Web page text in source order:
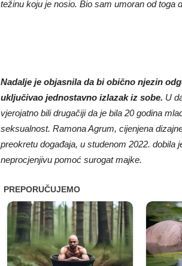
težinu koju je nosio. Bio sam umoran od toga
Nadalje je objasnila da bi obično njezin
uključivao jednostavno izlazak iz sobe. U
vjerojatno bili drugačiji da je bila 20 godina
seksualnost. Ramona Agrum, cijenjena
preokretu događaja, u studenom 2022.
neprocjenjivu pomoć surogat majke.